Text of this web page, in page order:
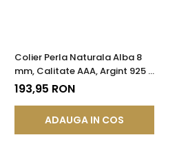
Colier Perla Naturala Alba 8
mm, Calitate AAA, Argint 925 |
KASKADDA®
193,95 RON
ADAUGA IN COS